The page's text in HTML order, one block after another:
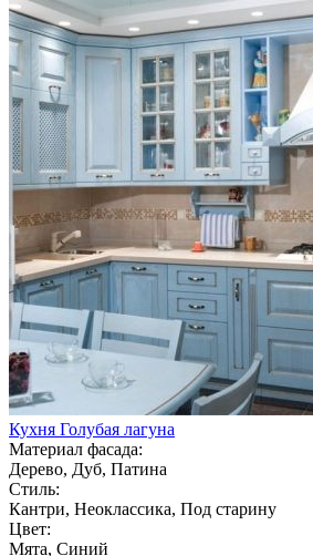
Кухня Голубая лагуна
Материал фасада:
Дерево, Дуб, Патина
Стиль:
Кантри, Неоклассика, Под старину
Цвет:
Мята, Синий